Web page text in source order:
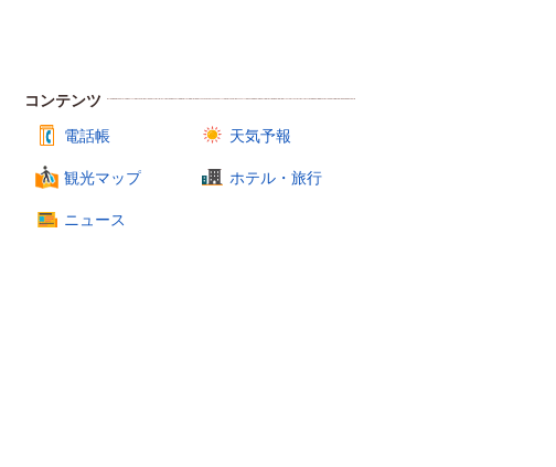
コンテンツ
電話帳
天気予報
観光マップ ホテル・旅行
ニュース